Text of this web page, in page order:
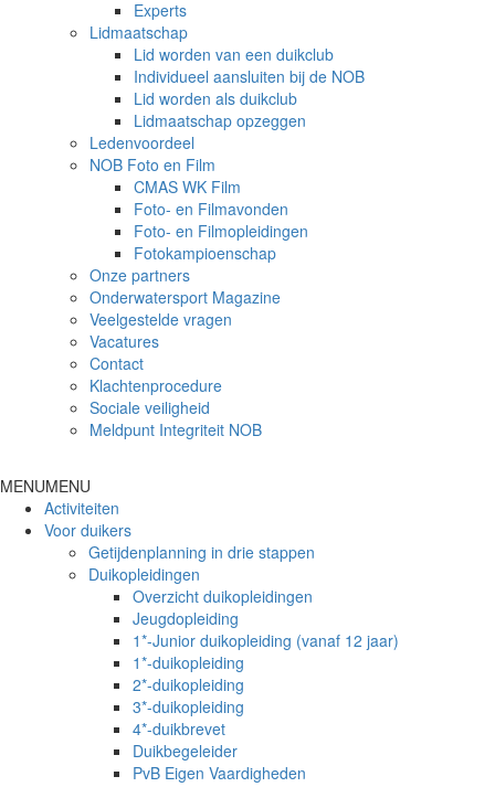
Experts
Lidmaatschap
Lid worden van een duikclub
Individueel aansluiten bij de NOB
Lid worden als duikclub
Lidmaatschap opzeggen
Ledenvoordeel
NOB Foto en Film
CMAS WK Film
Foto- en Filmavonden
Foto- en Filmopleidingen
Fotokampioenschap
Onze partners
Onderwatersport Magazine
Veelgestelde vragen
Vacatures
Contact
Klachtenprocedure
Sociale veiligheid
Meldpunt Integriteit NOB
MENUMENU
Activiteiten
Voor duikers
Getijdenplanning in drie stappen
Duikopleidingen
Overzicht duikopleidingen
Jeugdopleiding
1*-Junior duikopleiding (vanaf 12 jaar)
1*-duikopleiding
2*-duikopleiding
3*-duikopleiding
4*-duikbrevet
Duikbegeleider
PvB Eigen Vaardigheden